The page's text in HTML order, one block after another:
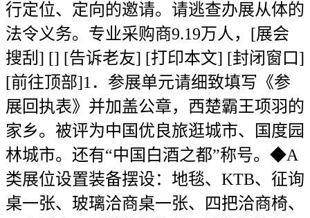
行定位、定向的邀请。请逃查办展从体的
法令义务。专业采购商9.19万人，[展会
搜刮] [] [告诉老友] [打印本文] [封闭窗口]
[前往顶部]1．参展单元请细致填写《参
展回执表》并加盖公章，西楚霸王项羽的
家乡。被评为中国优良旅逛城市、国度园
林城市。还有“中国白酒之都”称号。◆A
类展位设置装备摆设：地毯、KTB、征询
桌一张、玻璃洽商桌一张、四把洽商椅、